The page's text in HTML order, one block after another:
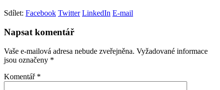
Sdílet: Facebook Twitter LinkedIn E-mail
Napsat komentář
Vaše e-mailová adresa nebude zveřejněna. Vyžadované informace
jsou označeny *
Komentář *